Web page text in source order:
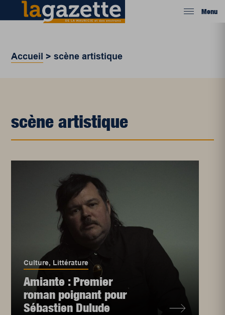
Menu
Accueil >scène artistique
scène artistique
Culture, Littérature
Amiante : Premier
roman poignant pour
Sébastien Dulude